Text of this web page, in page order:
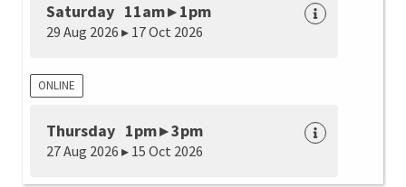
Saturday 11am ▸ 1pm
29 Aug 2026 ▸ 17 Oct 2026
ONLINE
Thursday 1pm ▸ 3pm
27 Aug 2026 ▸ 15 Oct 2026